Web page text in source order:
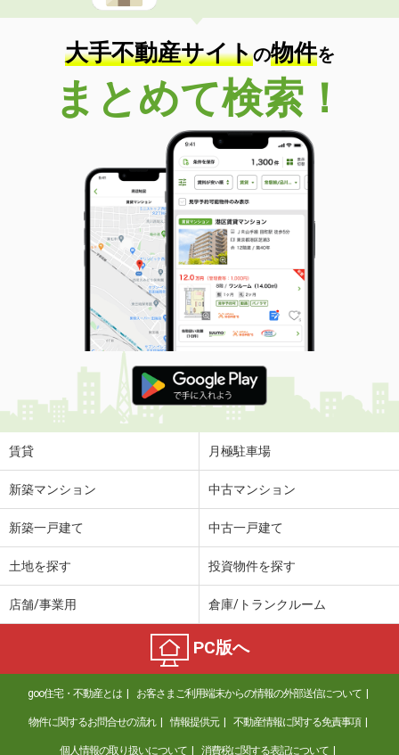
大手不動産サイトの物件を
まとめて検索！
賃貸 月極駐車場
新築マンション 中古マンション
新築一戸建て 中古一戸建て
土地を探す 投資物件を探す
店舗/事業用 倉庫/トランクルーム
PC版へ
goo住宅・不動産とは お客さまご利用端末からの情報の外部送信について
物件に関するお問合せの流れ 情報提供元 不動産情報に関する免責事項
個人情報の取り扱いについて 消費税に関する表記について